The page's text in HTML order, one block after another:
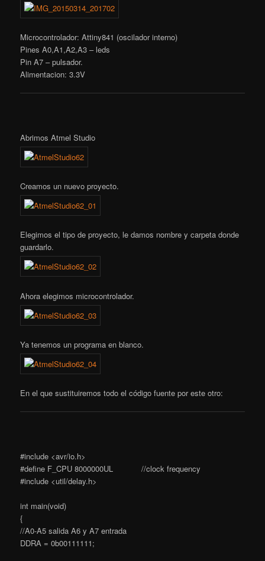
Microcontrolador: Attiny841 (oscilador interno)
Pines A0,A1,A2,A3 – leds
Pin A7 – pulsador.
Alimentacion: 3.3V
Abrimos Atmel Studio
Creamos un nuevo proyecto.
Elegimos el tipo de proyecto, le damos nombre y carpeta donde
guardarlo.
Ahora elegimos microcontrolador.
Ya tenemos un programa en blanco.
En el que sustituiremos todo el código fuente por este otro:
#include <avr/io.h>
#define F_CPU 8000000UL //clock frequency
#include <util/delay.h>
int main(void)
{
//A0-A5 salida A6 y A7 entrada
DDRA = 0b00111111;